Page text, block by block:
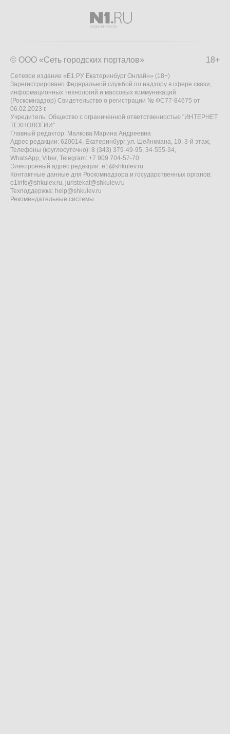
18+
© ООО «Сеть городских порталов»
Сетевое издание «Е1.РУ Екатеринбург Онлайн» (18+)
Зарегистрировано Федеральной службой по надзору в сфере связи,
информационных технологий и массовых коммуникаций
(Роскомнадзор) Свидетельство о регистрации № ФС77-84675 от
06.02.2023 г.
Учредитель: Общество с ограниченной ответственностью "ИНТЕРНЕТ
ТЕХНОЛОГИИ"
Главный редактор: Малкова Марина Андреевна
Адрес редакции: 620014, Екатеринбург, ул. Шейнкмана, 10, 3-й этаж,
Телефоны (круглосуточно): 8 (343) 379-49-95, 34-555-34,
WhatsApp, Viber, Telegram: +7 909 704-57-70
Электронный адрес редакции: e1@shkulev.ru
Контактные данные для Роскомнадзора и государственных органов:
e1info@shkulev.ru, juristekat@shkulev.ru
Техподдержка: help@shkulev.ru
Рекомендательные системы